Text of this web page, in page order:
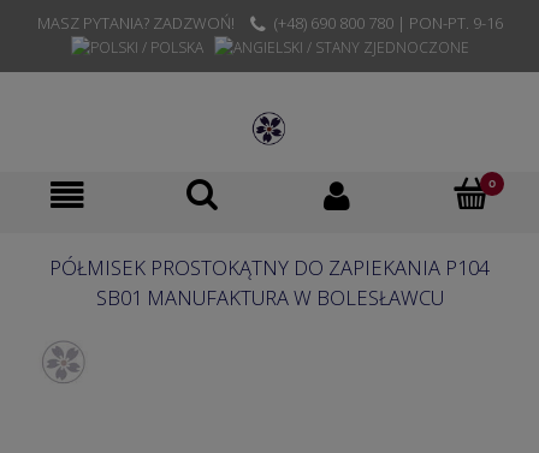
MASZ PYTANIA? ZADZWOŃ! (+48) 690 800 780 | PON-PT. 9-16
PÓŁMISEK PROSTOKĄTNY DO ZAPIEKANIA P104
SB01 MANUFAKTURA W BOLESŁAWCU